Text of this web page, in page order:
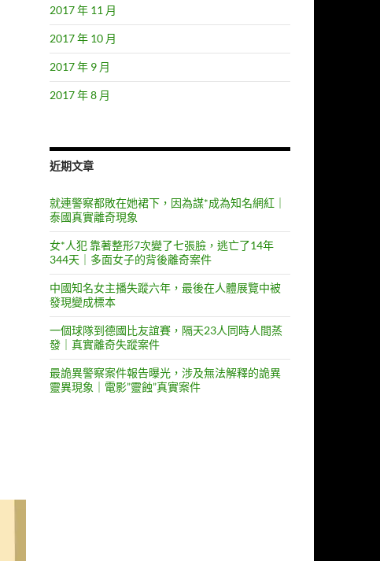
2017 年 11 月
2017 年 10 月
2017 年 9 月
2017 年 8 月
近期文章
就連警察都敗在她裙下，因為謀*成為知名網紅｜
泰國真實離奇現象
女*人犯 靠著整形7次變了七張臉，逃亡了14年
344天｜多面女子的背後離奇案件
中國知名女主播失蹤六年，最後在人體展覽中被
發現變成標本
一個球隊到德國比友誼賽，隔天23人同時人間蒸
發｜真實離奇失蹤案件
最詭異警察案件報告曝光，涉及無法解釋的詭異
靈異現象｜電影”靈蝕”真實案件